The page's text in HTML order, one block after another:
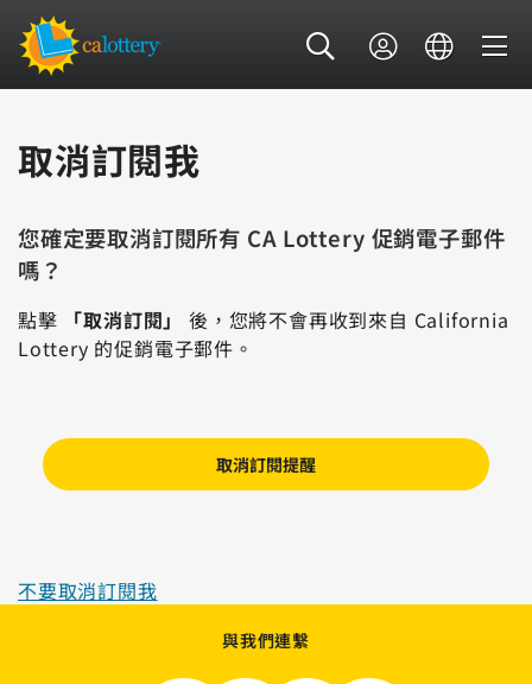
取消訂閱我
您確定要取消訂閱所有 CA Lottery 促銷電子郵件
嗎？
點擊 「取消訂閱」
後，您將不會再收到來自 California
Lottery 的促銷電子郵件。
取消訂閱提醒
不要取消訂閱我
與我們連繫